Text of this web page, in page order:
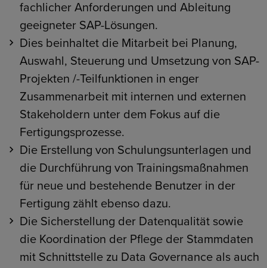
fachlicher Anforderungen und Ableitung
geeigneter SAP-Lösungen.
Dies beinhaltet die Mitarbeit bei Planung,
Auswahl, Steuerung und Umsetzung von SAP-
Projekten /-Teilfunktionen in enger
Zusammenarbeit mit internen und externen
Stakeholdern unter dem Fokus auf die
Fertigungsprozesse.
Die Erstellung von Schulungsunterlagen und
die Durchführung von Trainingsmaßnahmen
für neue und bestehende Benutzer in der
Fertigung zählt ebenso dazu.
Die Sicherstellung der Datenqualität sowie
die Koordination der Pflege der Stammdaten
mit Schnittstelle zu Data Governance als auch